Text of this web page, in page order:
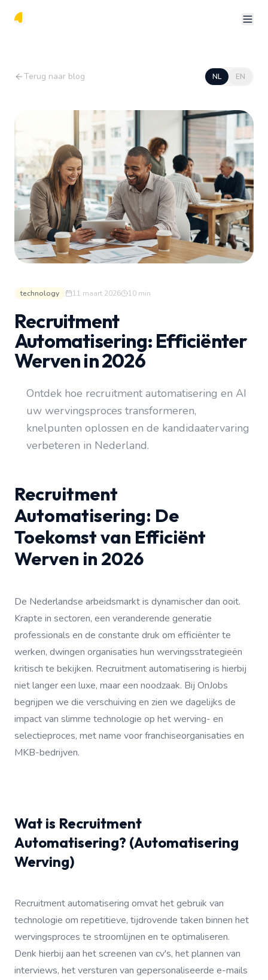
Terug naar blog NL EN
technology 11 maart 2026 10 min
Recruitment
Automatisering: Efficiënter
Werven in 2026
Ontdek hoe recruitment automatisering en AI
uw wervingsproces transformeren,
knelpunten oplossen en de kandidaatervaring
verbeteren in Nederland.
Recruitment
Automatisering: De
Toekomst van Efficiënt
Werven in 2026
De Nederlandse arbeidsmarkt is dynamischer dan ooit.
Krapte in sectoren, een veranderende generatie
professionals en de constante druk om efficiënter te
werken, dwingen organisaties hun wervingsstrategieën
kritisch te bekijken. Recruitment automatisering is hierbij
niet langer een luxe, maar een noodzaak. Bij OnJobs
begrijpen we die verschuiving en zien we dagelijks de
impact van slimme technologie op het werving- en
selectieproces, met name voor franchiseorganisaties en
MKB-bedrijven.
Wat is Recruitment
Automatisering? (Automatisering
Werving)
Recruitment automatisering omvat het gebruik van
technologie om repetitieve, tijdrovende taken binnen het
wervingsproces te stroomlijnen en te optimaliseren.
Denk hierbij aan het screenen van cv's, het plannen van
interviews, het versturen van gepersonaliseerde e-mails